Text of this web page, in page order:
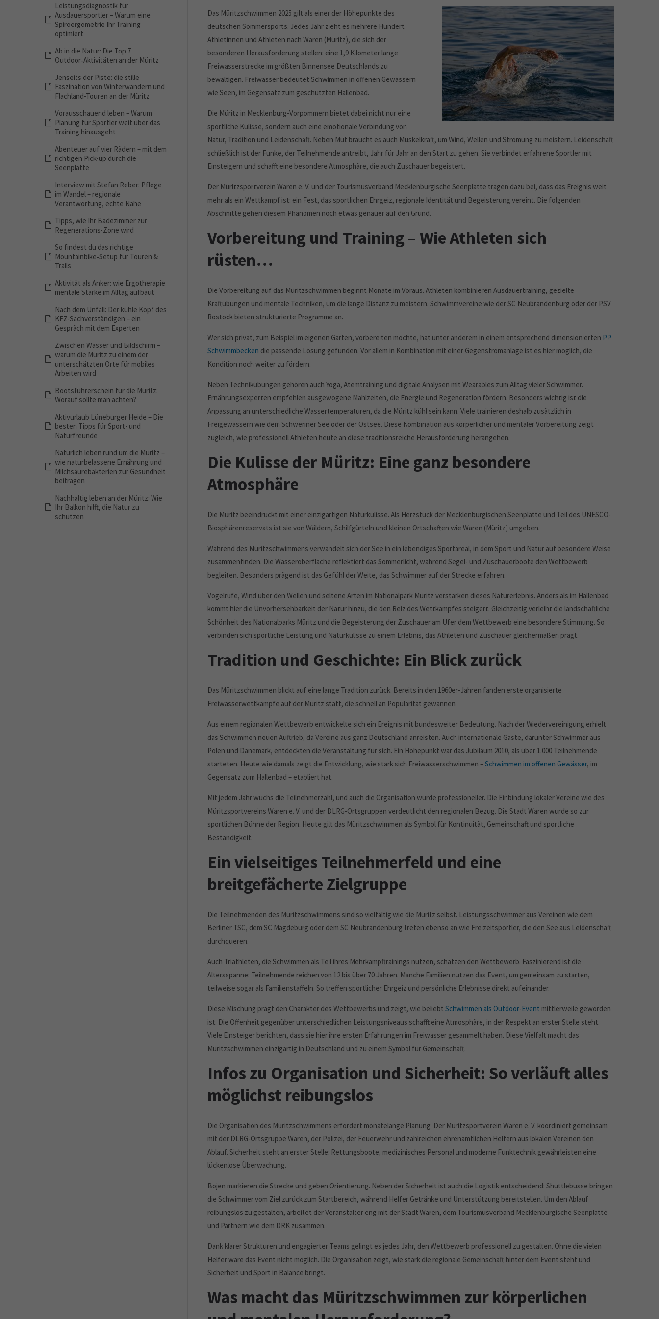
Das Müritzschwimmen 2025 gilt als einer der Höhepunkte des
deutschen Sommersports. Jedes Jahr zieht es mehrere Hundert
Athletinnen und Athleten nach Waren (Müritz), die sich der
besonderen Herausforderung stellen: eine 1,9 Kilometer lange
Freiwasserstrecke im größten Binnensee Deutschlands zu
bewältigen. Freiwasser bedeutet Schwimmen in offenen Gewässern
wie Seen, im Gegensatz zum geschützten Hallenbad.
Die Müritz in Mecklenburg-Vorpommern bietet dabei nicht nur eine
sportliche Kulisse, sondern auch eine emotionale Verbindung von
Natur, Tradition und Leidenschaft. Neben Mut braucht es auch Muskelkraft, um Wind, Wellen und Strömung zu meistern. Leidenschaft
schließlich ist der Funke, der Teilnehmende antreibt, Jahr für Jahr an den Start zu gehen. Sie verbindet erfahrene Sportler mit
Einsteigern und schafft eine besondere Atmosphäre, die auch Zuschauer begeistert.
Der Müritzsportverein Waren e. V. und der Tourismusverband Mecklenburgische Seenplatte tragen dazu bei, dass das Ereignis weit
mehr als ein Wettkampf ist: ein Fest, das sportlichen Ehrgeiz, regionale Identität und Begeisterung vereint. Die folgenden
Abschnitte gehen diesem Phänomen noch etwas genauer auf den Grund.
Vorbereitung und Training – Wie Athleten sich
rüsten…
Die Vorbereitung auf das Müritzschwimmen beginnt Monate im Voraus. Athleten kombinieren Ausdauertraining, gezielte
Kraftübungen und mentale Techniken, um die lange Distanz zu meistern. Schwimmvereine wie der SC Neubrandenburg oder der PSV
Rostock bieten strukturierte Programme an.
Wer sich privat, zum Beispiel im eigenen Garten, vorbereiten möchte, hat unter anderem in einem entsprechend dimensionierten PP
Schwimmbecken die passende Lösung gefunden. Vor allem in Kombination mit einer Gegenstromanlage ist es hier möglich, die
Kondition noch weiter zu fördern.
Neben Technikübungen gehören auch Yoga, Atemtraining und digitale Analysen mit Wearables zum Alltag vieler Schwimmer.
Ernährungsexperten empfehlen ausgewogene Mahlzeiten, die Energie und Regeneration fördern. Besonders wichtig ist die
Anpassung an unterschiedliche Wassertemperaturen, da die Müritz kühl sein kann. Viele trainieren deshalb zusätzlich in
Freigewässern wie dem Schweriner See oder der Ostsee. Diese Kombination aus körperlicher und mentaler Vorbereitung zeigt
zugleich, wie professionell Athleten heute an diese traditionsreiche Herausforderung herangehen.
Die Kulisse der Müritz: Eine ganz besondere
Atmosphäre
Die Müritz beeindruckt mit einer einzigartigen Naturkulisse. Als Herzstück der Mecklenburgischen Seenplatte und Teil des UNESCO-
Biosphärenreservats ist sie von Wäldern, Schilfgürteln und kleinen Ortschaften wie Waren (Müritz) umgeben.
Während des Müritzschwimmens verwandelt sich der See in ein lebendiges Sportareal, in dem Sport und Natur auf besondere Weise
zusammenfinden. Die Wasseroberfläche reflektiert das Sommerlicht, während Segel- und Zuschauerboote den Wettbewerb
begleiten. Besonders prägend ist das Gefühl der Weite, das Schwimmer auf der Strecke erfahren.
Vogelrufe, Wind über den Wellen und seltene Arten im Nationalpark Müritz verstärken dieses Naturerlebnis. Anders als im Hallenbad
kommt hier die Unvorhersehbarkeit der Natur hinzu, die den Reiz des Wettkampfes steigert. Gleichzeitig verleiht die landschaftliche
Schönheit des Nationalparks Müritz und die Begeisterung der Zuschauer am Ufer dem Wettbewerb eine besondere Stimmung. So
verbinden sich sportliche Leistung und Naturkulisse zu einem Erlebnis, das Athleten und Zuschauer gleichermaßen prägt.
Tradition und Geschichte: Ein Blick zurück
Das Müritzschwimmen blickt auf eine lange Tradition zurück. Bereits in den 1960er-Jahren fanden erste organisierte
Freiwasserwettkämpfe auf der Müritz statt, die schnell an Popularität gewannen.
Aus einem regionalen Wettbewerb entwickelte sich ein Ereignis mit bundesweiter Bedeutung. Nach der Wiedervereinigung erhielt
das Schwimmen neuen Auftrieb, da Vereine aus ganz Deutschland anreisten. Auch internationale Gäste, darunter Schwimmer aus
Polen und Dänemark, entdeckten die Veranstaltung für sich. Ein Höhepunkt war das Jubiläum 2010, als über 1.000 Teilnehmende
starteten. Heute wie damals zeigt die Entwicklung, wie stark sich Freiwasserschwimmen –Schwimmen im offenen Gewässer, im
Gegensatz zum Hallenbad – etabliert hat.
Mit jedem Jahr wuchs die Teilnehmerzahl, und auch die Organisation wurde professioneller. Die Einbindung lokaler Vereine wie des
Müritzsportvereins Waren e. V. und der DLRG-Ortsgruppen verdeutlicht den regionalen Bezug. Die Stadt Waren wurde so zur
sportlichen Bühne der Region. Heute gilt das Müritzschwimmen als Symbol für Kontinuität, Gemeinschaft und sportliche
Beständigkeit.
Ein vielseitiges Teilnehmerfeld und eine
breitgefächerte Zielgruppe
Die Teilnehmenden des Müritzschwimmens sind so vielfältig wie die Müritz selbst. Leistungsschwimmer aus Vereinen wie dem
Berliner TSC, dem SC Magdeburg oder dem SC Neubrandenburg treten ebenso an wie Freizeitsportler, die den See aus Leidenschaft
durchqueren.
Auch Triathleten, die Schwimmen als Teil ihres Mehrkampftrainings nutzen, schätzen den Wettbewerb. Faszinierend ist die
Altersspanne: Teilnehmende reichen von 12 bis über 70 Jahren. Manche Familien nutzen das Event, um gemeinsam zu starten,
teilweise sogar als Familienstaffeln. So treffen sportlicher Ehrgeiz und persönliche Erlebnisse direkt aufeinander.
Diese Mischung prägt den Charakter des Wettbewerbs und zeigt, wie beliebt Schwimmen als Outdoor-Event mittlerweile geworden
ist. Die Offenheit gegenüber unterschiedlichen Leistungsniveaus schafft eine Atmosphäre, in der Respekt an erster Stelle steht.
Viele Einsteiger berichten, dass sie hier ihre ersten Erfahrungen im Freiwasser gesammelt haben. Diese Vielfalt macht das
Müritzschwimmen einzigartig in Deutschland und zu einem Symbol für Gemeinschaft.
Infos zu Organisation und Sicherheit: So verläuft alles
möglichst reibungslos
Die Organisation des Müritzschwimmens erfordert monatelange Planung. Der Müritzsportverein Waren e. V. koordiniert gemeinsam
mit der DLRG-Ortsgruppe Waren, der Polizei, der Feuerwehr und zahlreichen ehrenamtlichen Helfern aus lokalen Vereinen den
Ablauf. Sicherheit steht an erster Stelle: Rettungsboote, medizinisches Personal und moderne Funktechnik gewährleisten eine
lückenlose Überwachung.
Bojen markieren die Strecke und geben Orientierung. Neben der Sicherheit ist auch die Logistik entscheidend: Shuttlebusse bringen
die Schwimmer vom Ziel zurück zum Startbereich, während Helfer Getränke und Unterstützung bereitstellen. Um den Ablauf
reibungslos zu gestalten, arbeitet der Veranstalter eng mit der Stadt Waren, dem Tourismusverband Mecklenburgische Seenplatte
und Partnern wie dem DRK zusammen.
Dank klarer Strukturen und engagierter Teams gelingt es jedes Jahr, den Wettbewerb professionell zu gestalten. Ohne die vielen
Helfer wäre das Event nicht möglich. Die Organisation zeigt, wie stark die regionale Gemeinschaft hinter dem Event steht und
Sicherheit und Sport in Balance bringt.
Was macht das Müritzschwimmen zur körperlichen
Leistungsdiagnostik für
Ausdauersportler – Warum eine
Spiroergometrie Ihr Training
optimiert
Ab in die Natur: Die Top 7
Outdoor‑Aktivitäten an der Müritz
Jenseits der Piste: die stille
Faszination von Winterwandern und
Flachland-Touren an der Müritz
Vorausschauend leben – Warum
Planung für Sportler weit über das
Training hinausgeht
Abenteuer auf vier Rädern – mit dem
richtigen Pick-up durch die
Seenplatte
Interview mit Stefan Reber: Pflege
im Wandel – regionale
Verantwortung, echte Nähe
Tipps, wie Ihr Badezimmer zur
Regenerations-Zone wird
So findest du das richtige
Mountainbike‑Setup für Touren &
Trails
Aktivität als Anker: wie Ergotherapie
mentale Stärke im Alltag aufbaut
Nach dem Unfall: Der kühle Kopf des
KFZ-Sachverständigen – ein
Gespräch mit dem Experten
Zwischen Wasser und Bildschirm –
warum die Müritz zu einem der
unterschätzten Orte für mobiles
Arbeiten wird
Bootsführerschein für die Müritz:
Worauf sollte man achten?
Aktivurlaub Lüneburger Heide – Die
besten Tipps für Sport- und
Naturfreunde
Natürlich leben rund um die Müritz –
wie naturbelassene Ernährung und
Milchsäurebakterien zur Gesundheit
beitragen
Nachhaltig leben an der Müritz: Wie
Ihr Balkon hilft, die Natur zu
schützen